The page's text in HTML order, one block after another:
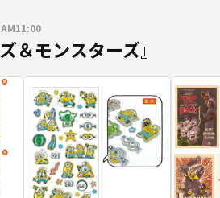
＆モンスターズ』